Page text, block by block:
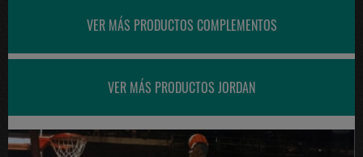
VER MÁS PRODUCTOS COMPLEMENTOS
VER MÁS PRODUCTOS JORDAN